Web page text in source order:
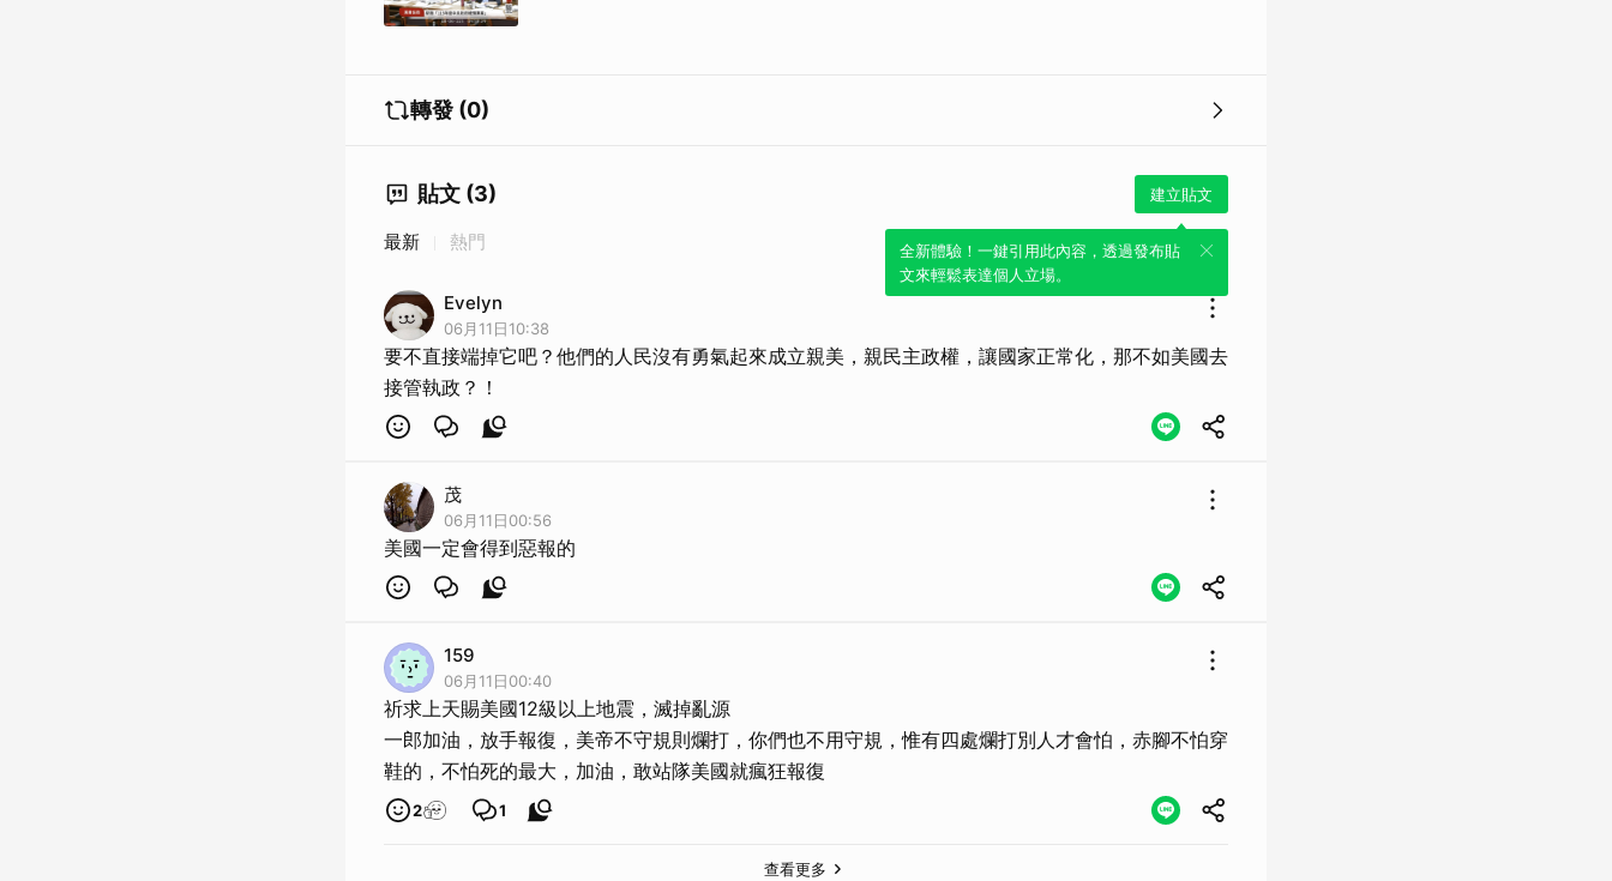
轉發 (0)
貼文 (3) 建立貼文
全新體驗！一鍵引用此內容，透過發布貼
文來輕鬆表達個人立場。
最新 熱門
Evelyn
06月11日10:38
要不直接端掉它吧？他們的人民沒有勇氣起來成立親美，親民主政權，讓國家正常化，那不如美國去
接管執政？！
茂
06月11日00:56
美國一定會得到惡報的
159
06月11日00:40
祈求上天賜美國12級以上地震，滅掉亂源
一郎加油，放手報復，美帝不守規則爛打，你們也不用守規，惟有四處爛打別人才會怕，赤腳不怕穿
鞋的，不怕死的最大，加油，敢站隊美國就瘋狂報復
2 1
查看更多